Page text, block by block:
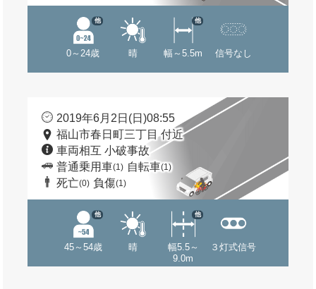
0～24歳
他
晴 幅～5.5m
他
信号なし
2019年6月2日(日)08:55
福山市春日町三丁目 付近
車両相互 小破事故
普通乗用車(1) 自転車(1)
死亡(0) 負傷(1)
45～54歳
他
晴
幅5.5～
9.0m
他
３灯式信号